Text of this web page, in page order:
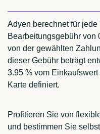
Adyen berechnet für
Bearbeitungsgebühr von
von der gewählten
dieser Gebühr beträgt
3.95 % vom
Karte definiert.
Profitieren Sie von
und bestimmen Sie